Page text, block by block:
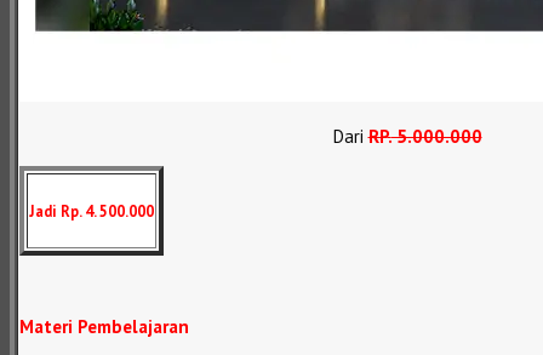
DariRP.5.000.000
Jadi Rp. 4. 500.000
Materi Pembelajaran